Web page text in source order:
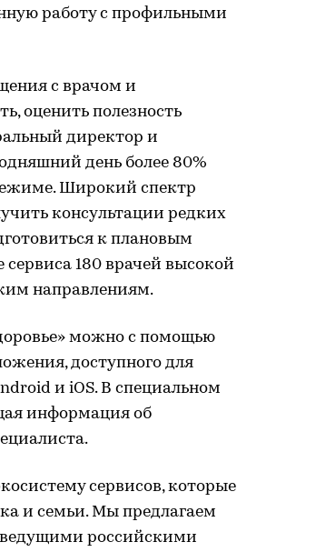
работу с профильными
с врачом и
оценить полезность
директор и
день более 80%
Широкий спектр
консультации редких
к плановым
180 врачей высокой
направлениям.
можно с помощью
доступного для
и iOS. В специальном
информация об
сервисов, которые
и семьи. Мы предлагаем
ведущими российскими